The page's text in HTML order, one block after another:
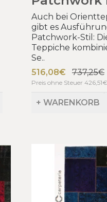
Auch bei
gibt es
Patchwork-Stil:
Teppiche
Se..
516,08€
737,25€
Preis ohne Steuer 426,51€
+ WARENKORB